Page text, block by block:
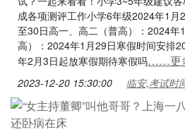
成各项测评工作小学6年级2024年1月
至30日高一、高二（普高）：2024年
高）：2024年1月29日寒假时间安排
年2月3日起放寒假期待寒假吗……更
2023-12-20 15:30:00 临安,考试时